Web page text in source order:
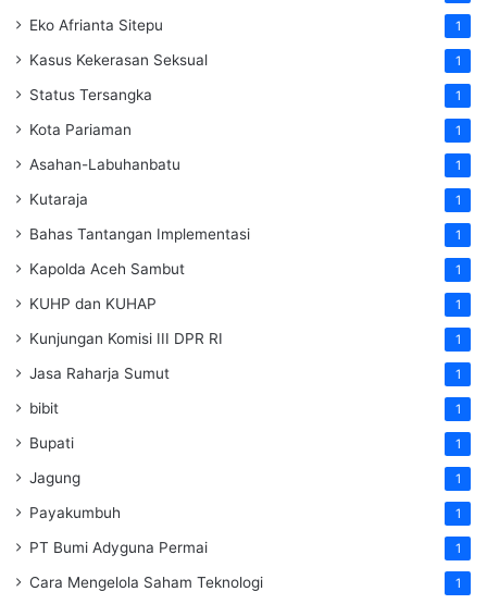
Eko Afrianta Sitepu 1
Kasus Kekerasan Seksual 1
Status Tersangka 1
Kota Pariaman 1
Asahan-Labuhanbatu 1
Kutaraja 1
Bahas Tantangan Implementasi 1
Kapolda Aceh Sambut 1
KUHP dan KUHAP 1
Kunjungan Komisi III DPR RI 1
Jasa Raharja Sumut 1
bibit 1
Bupati 1
Jagung 1
Payakumbuh 1
PT Bumi Adyguna Permai 1
Cara Mengelola Saham Teknologi 1